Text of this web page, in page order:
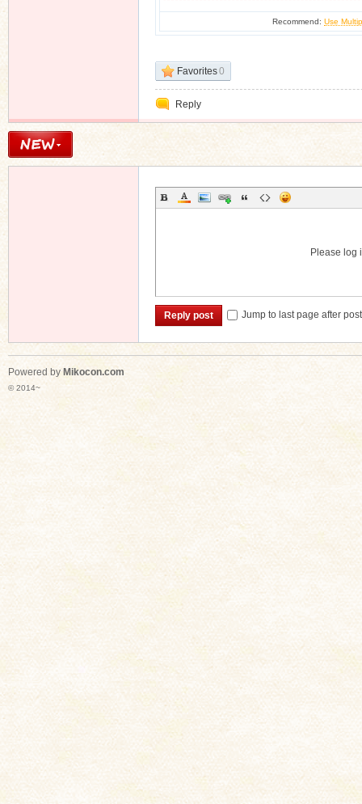
Recommend:Use
Favorites0
Reply
Please log
Reply post Jump to last page after
Powered by Mikocon.com
© 2014~